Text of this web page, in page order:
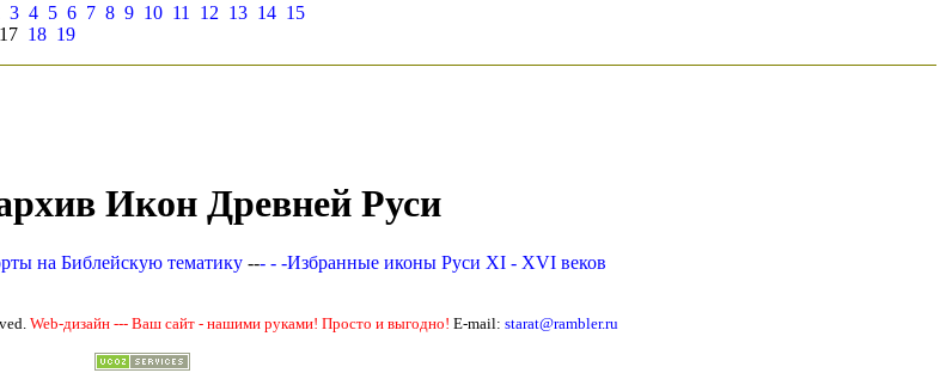
3 4 5 6 7 8 9 10 11 12 13 14 15
17 18 19
Икон Древней Руси
на Библейскую тематику --- - -Избранные иконы Руси XI - XVI веков
Web-дизайн --- Ваш сайт - нашими руками! Просто и выгодно! E-mail: starat@rambler.ru